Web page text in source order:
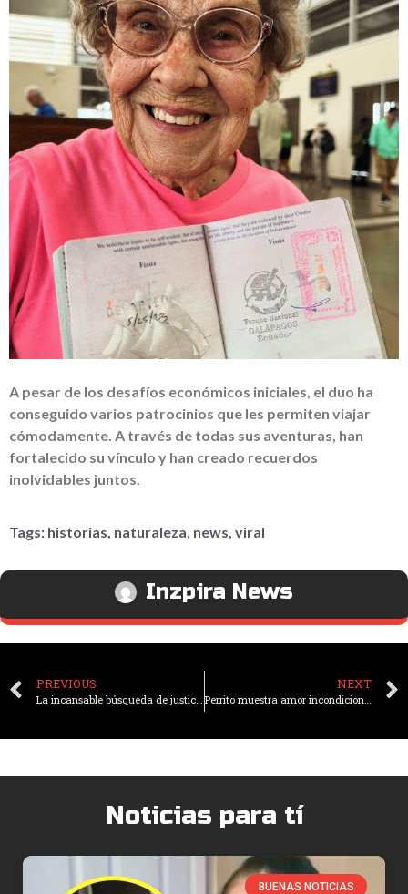
A pesar de los desafíos económicos iniciales, el duo ha
conseguido varios patrocinios que les permiten viajar
cómodamente. A través de todas sus aventuras, han
fortalecido su vínculo y han creado recuerdos
inolvidables juntos.
Tags: historias, naturaleza, news, viral
Inzpira News
PREVIOUS
La incansable búsqueda de justicia: Martín, el padre que dedicó 30 años a perseguir al asesino de su hija
NEXT
Perrito muestra amor incondicional al quedarse dormido tras velar toda la noche a su dueña en su funeral
Noticias para tí
BUENAS NOTICIAS